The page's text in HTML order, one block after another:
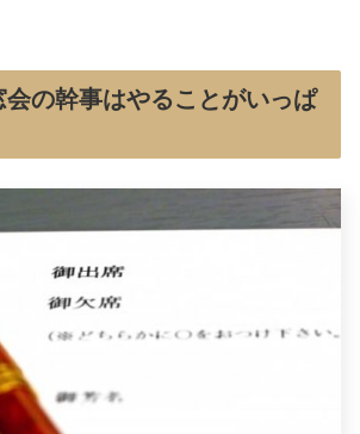
会の幹事はやることがいっぱ